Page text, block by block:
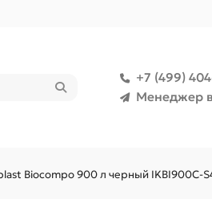
+7 (499)
Менеджер
Biocompo 900 л черный IKBI900C-